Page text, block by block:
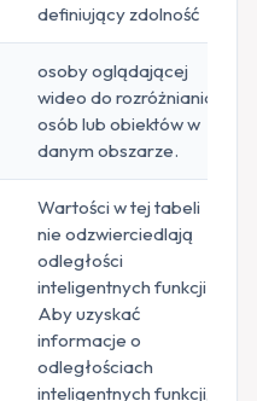
definiujący zdolność
osoby oglądającej
wideo do rozróżniania
osób lub obiektów w
danym obszarze.
Wartości w tej tabeli
nie odzwierciedlają
odległości
inteligentnych funkcji.
Aby uzyskać
informacje o
odległościach
inteligentnych funkcji,